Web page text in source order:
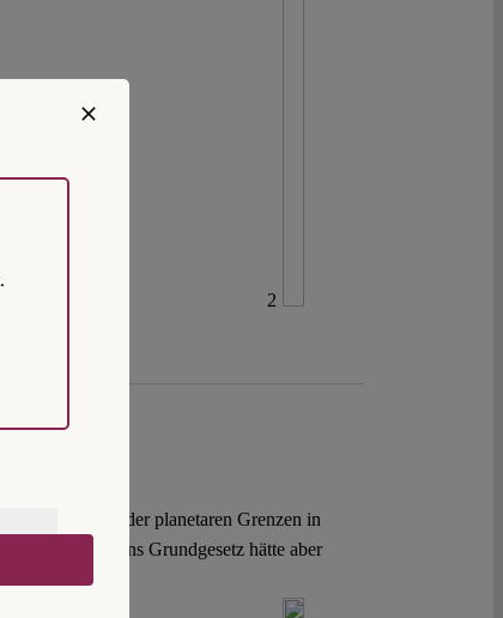
2
des Konzepts der planetaren Grenzen in
Dimension ins Grundgesetz hätte aber